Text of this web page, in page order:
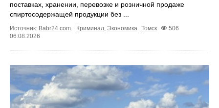
поставках, хранении, перевозке и розничной продаже
спиртосодержащей продукции без ...
Источник: Babr24.com. Криминал, Экономика Томск
506
06.08.2026